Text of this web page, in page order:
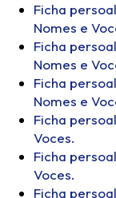
Ficha
Nomes e
Ficha
Nomes e
Ficha
Nomes e
Ficha
Voces.
Ficha
Voces.
Ficha